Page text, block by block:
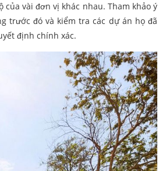
của vài đơn vị khác nhau. Tham khảo ý
trước đó và kiểm tra các dự án họ đã
định chính xác.